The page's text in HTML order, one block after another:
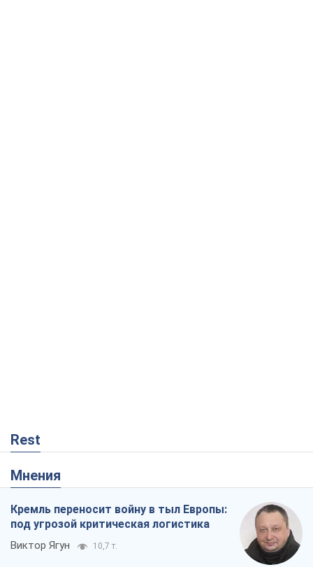
Rest
Мнения
Кремль переносит войну в тыл Европы:
под угрозой критическая логистика
Виктор Ягун 10,7 т.